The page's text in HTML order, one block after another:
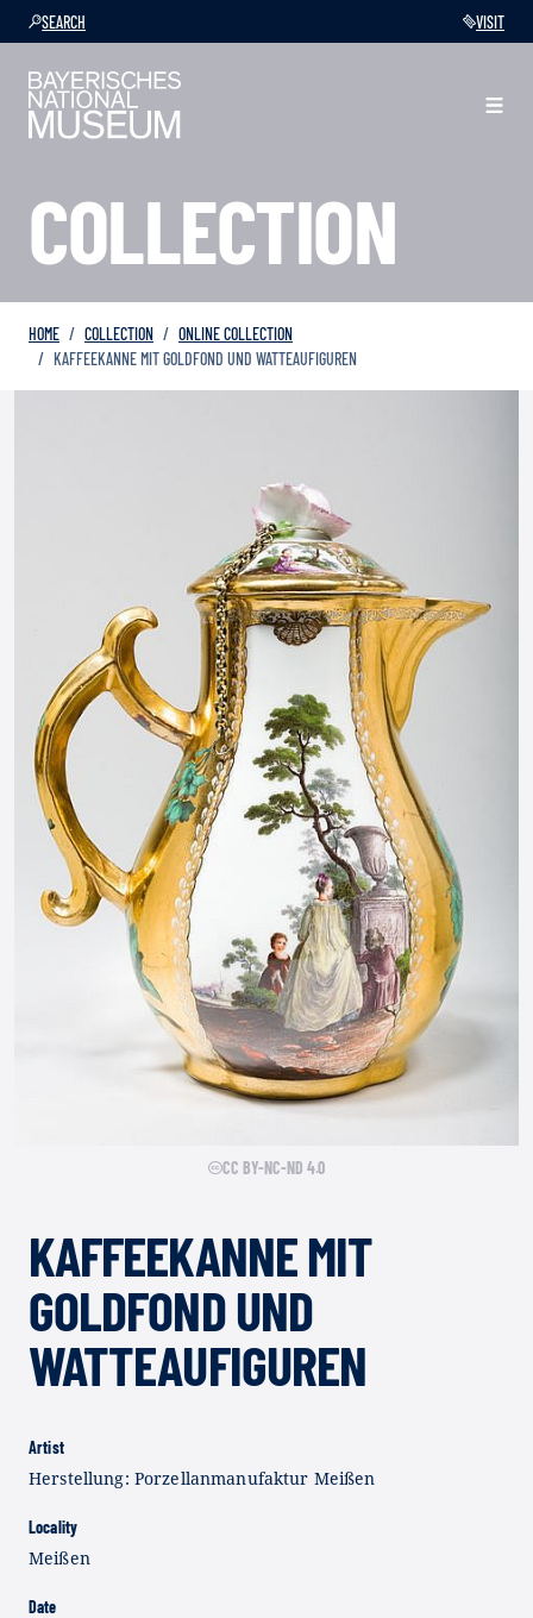
SEARCH VISIT
COLLECTION
HOME COLLECTION
ONLINE COLLECTION
KAFFEEKANNE MIT GOLDFOND UND WATTEAUFIGUREN
CC BY-NC-ND 4.0
KAFFEEKANNE MIT
GOLDFOND UND
WATTEAUFIGUREN
Artist
Herstellung: Porzellanmanufaktur Meißen
Locality
Meißen
Date